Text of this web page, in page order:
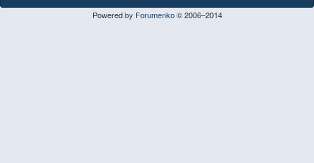
Powered by Forumenko© 2006–2014